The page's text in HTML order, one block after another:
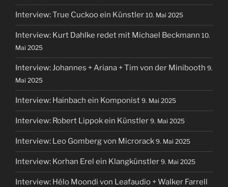
Interview: True Cuckoo ein Künstler 10. Mai 2025
Interview: Kurt Dahlke redet mit Michael Beckmann 10.
Mai 2025
Interview: Johannes + Ariana + Tim von der Minibooth 9.
Mai 2025
Interview: Hainbach ein Komponist 9. Mai 2025
Interview: Robert Lippok ein Künstler 9. Mai 2025
Interview: Leo Gomberg von Microrack 9. Mai 2025
Interview: Korhan Erel ein Klangkünstler 9. Mai 2025
Interview: Hélo Moondi von Leafaudio + Walker Farrell